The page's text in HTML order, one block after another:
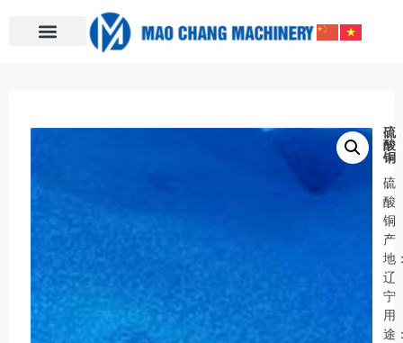
硫
酸
铜
硫
酸
铜
产
地
辽
宁
用
途